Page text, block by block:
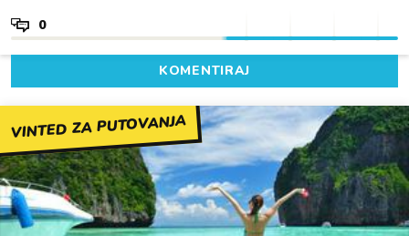
0
KOMENTIRAJ
VINTED ZA PUTOVANJA